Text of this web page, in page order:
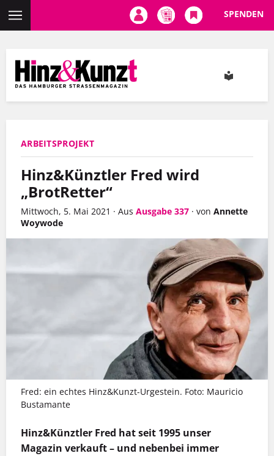
Inhalt
SPENDEN
ARBEITSPROJEKT
Hinz&Künztler Fred wird
„BrotRetter“
Mittwoch, 5. Mai 2021 · Aus Ausgabe 337 · von Annette
Woywode
Fred: ein echtes Hinz&Kunzt-Urgestein. Foto: Mauricio
Bustamante
Hinz&Künztler Fred hat seit 1995 unser
Magazin verkauft – und nebenbei immer